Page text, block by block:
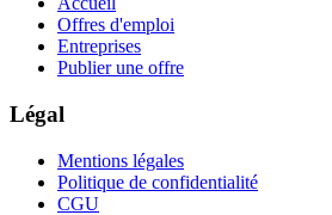
Offres d'emploi
Entreprises
Publier une offre
Légal
Mentions légales
Politique de confidentialité
CGU